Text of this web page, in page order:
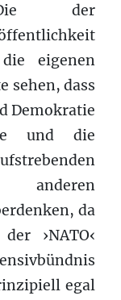
Die der
eigenen
sehen, dass
Demokratie
und die
da
›NATO‹
egal